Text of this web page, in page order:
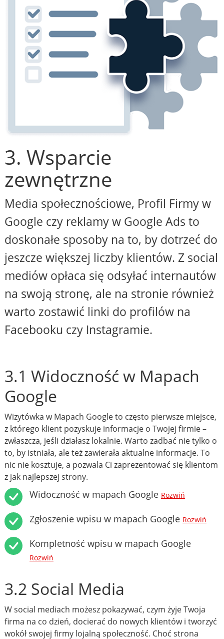
3. Wsparcie
zewnętrzne
Media społecznościowe, Profil Firmy w
Google czy reklamy w Google Ads to
doskonałe sposoby na to, by dotrzeć do
jeszcze większej liczby klientów. Z social
mediów opłaca się odsyłać internautów
na swoją stronę, ale na stronie również
warto zostawić linki do profilów na
Facebooku czy Instagramie.
3.1 Widoczność w Mapach
Google
Wizytówka w Mapach Google to często pierwsze miejsce,
z którego klient pozyskuje informacje o Twojej firmie –
zwłaszcza, jeśli działasz lokalnie. Warto zadbać nie tylko o
to, by istniała, ale też zawierała aktualne informacje. To
nic nie kosztuje, a pozwala Ci zaprezentować się klientom
z jak najlepszej strony.
Widoczność w mapach Google Rozwiń
Zgłoszenie wpisu w mapach Google Rozwiń
Kompletność wpisu w mapach Google
Rozwiń
3.2 Social Media
W social mediach możesz pokazywać, czym żyje Twoja
firma na co dzień, docierać do nowych klientów i tworzyć
wokół swojej firmy lojalną społeczność. Choć strona